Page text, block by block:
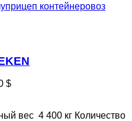
контейнеровоз
$
вес 4 400 кг Количество